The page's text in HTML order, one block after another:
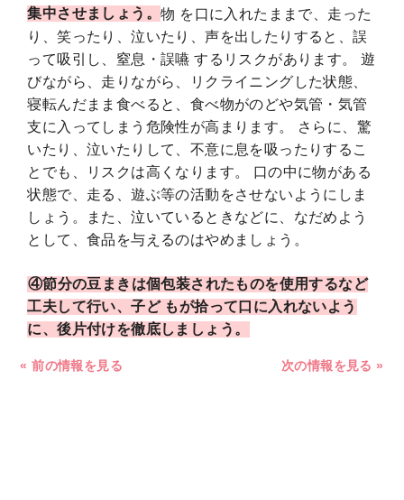
集中させましょう。物 を口に入れたままで、走った
り、笑ったり、泣いたり、声を出したりすると、誤
って吸引し、窒息・誤嚥 するリスクがあります。 遊
びながら、走りながら、リクライニングした状態、
寝転んだまま食べると、食べ物がのどや気管・気管
支に入ってしまう危険性が高まります。 さらに、驚
いたり、泣いたりして、不意に息を吸ったりするこ
とでも、リスクは高くなります。 口の中に物がある
状態で、走る、遊ぶ等の活動をさせないようにしま
しょう。また、泣いているときなどに、なだめよう
として、食品を与えるのはやめましょう。
④節分の豆まきは個包装されたものを使用するなど
工夫して行い、子ど もが拾って口に入れないよう
に、後片付けを徹底しましょう。
« 前の情報を見る 次の情報を見る »